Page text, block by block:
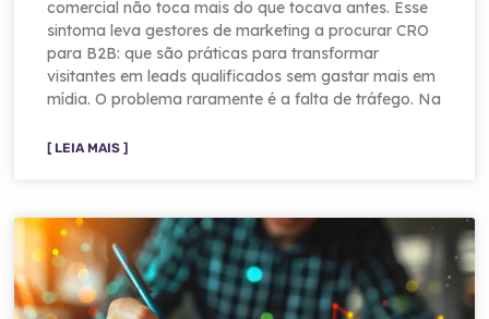
comercial não toca mais do que tocava antes. Esse
sintoma leva gestores de marketing a procurar CRO
para B2B: que são práticas para transformar
visitantes em leads qualificados sem gastar mais em
mídia. O problema raramente é a falta de tráfego. Na
[ LEIA MAIS ]